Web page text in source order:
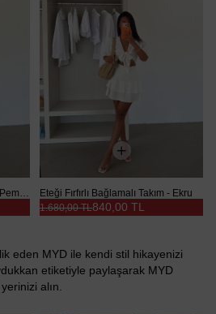
Eteği Fırfırlı Bağlamalı Takım - Pembe Eteği Fırfırlı Bağlamalı Takım - Ekru
840,00 TL
1.680,00 TL
eden MYD ile kendi stil hikayenizi
etiketiyle paylaşarak MYD
alın.